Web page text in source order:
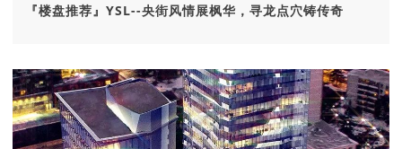
『楼盘推荐』YSL--央街风情展枫华，寻龙点穴铸传奇